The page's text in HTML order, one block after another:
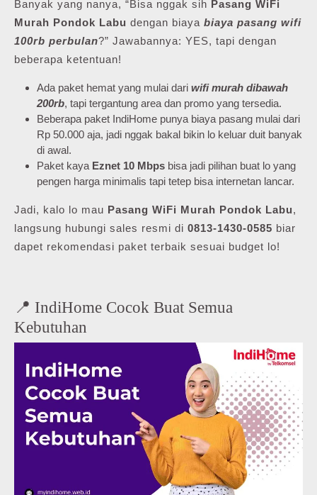
Banyak yang nanya, “Bisa nggak sih Pasang WiFi
Murah Pondok Labu dengan biaya biaya pasang wifi
100rb perbulan?” Jawabannya: YES, tapi dengan
beberapa ketentuan!
Ada paket hemat yang mulai dari wifi murah dibawah
200rb, tapi tergantung area dan promo yang tersedia.
Beberapa paket IndiHome punya biaya pasang mulai dari
Rp 50.000 aja, jadi nggak bakal bikin lo keluar duit banyak
di awal.
Paket kaya Eznet 10 Mbps bisa jadi pilihan buat lo yang
pengen harga minimalis tapi tetep bisa internetan lancar.
Jadi, kalo lo mau Pasang WiFi Murah Pondok Labu,
langsung hubungi sales resmi di 0813-1430-0585 biar
dapet rekomendasi paket terbaik sesuai budget lo!
📍 IndiHome Cocok Buat Semua
Kebutuhan